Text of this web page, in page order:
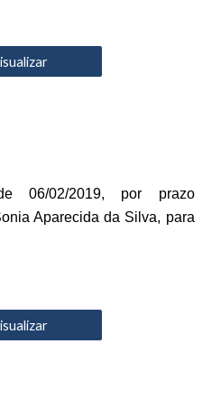
06/02/2019, por prazo
Aparecida da Silva, para